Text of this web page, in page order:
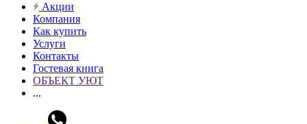
Акции
Компания
Как купить
Услуги
Контакты
Гостевая книга
ОБЪЕКТ УЮТ
...